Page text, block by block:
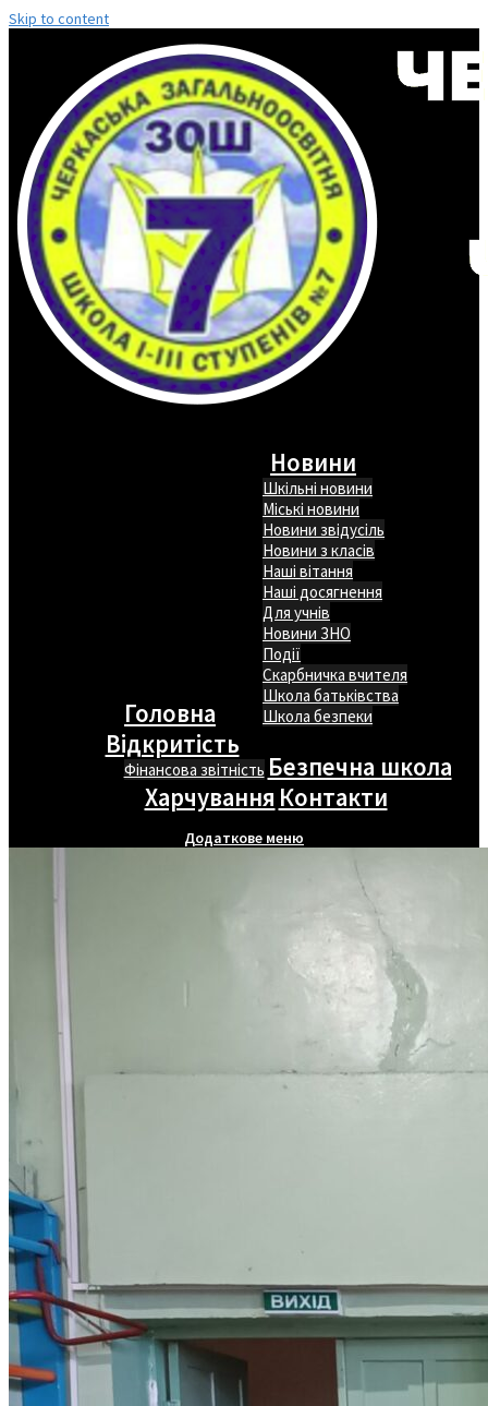
Skip to content
Головна
Новини
Шкільні новини
Міські новини
Новини звідусіль
Новини з класів
Наші вітання
Наші досягнення
Для учнів
Новини ЗНО
Події
Скарбничка вчителя
Школа батьківства
Школа безпеки
Відкритість
Фінансова звітність Безпечна школа
Харчування Контакти
Додаткове меню